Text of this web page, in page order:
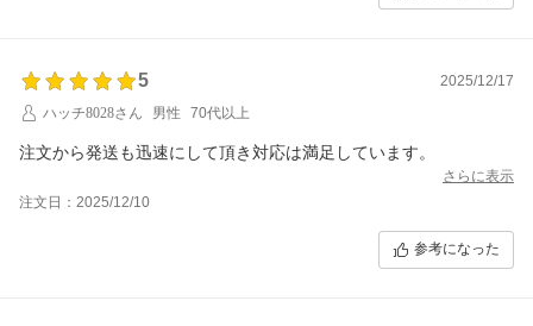
5
2025/12/17
ハッチ8028さん
男性 70代以上
注文から発送も迅速にして頂き対応は満足しています。
さらに表示
注文日：2025/12/10
参考になった